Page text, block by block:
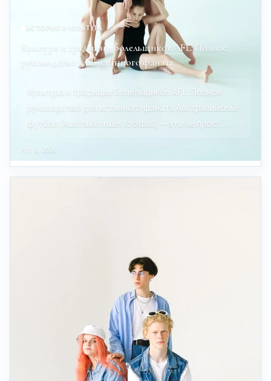
ИСТОРИЯ И КУЛЬТУРА
Культура и традиции болельщиков AFL: Полное
руководство для истинного фаната
Культура и традиции болельщиков AFL: Полное
руководство для истинного фаната Австралийский
футбол (Australian rules football) — это не прост…
Apr 6, 2026